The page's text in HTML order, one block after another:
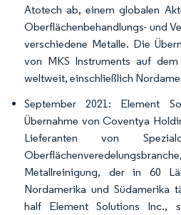
Atotech ab, einem globalen
Oberflächenbehandlungs- und
verschiedene Metalle. Die
von MKS Instruments auf
weltweit, einschließlich
September 2021: Element
Übernahme von Coventya
Lieferanten von
Metallreinigung, der in 60
Nordamerika und Südamerika
half Element Solutions Inc.,